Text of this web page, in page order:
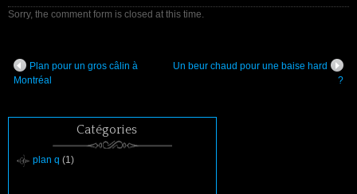
Sorry, the comment form is closed at this time.
Plan pour un gros câlin à
Montréal
Un beur chaud pour une baise hard
?
Catégories
plan q (1)